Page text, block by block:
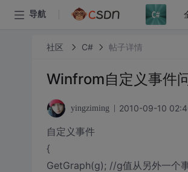
导航
社区 C# 帖子详情
Winfrom自定义事件
yingziming 2010-09-10
自定义事件
{
GetGraph(g); //g值从另外一个